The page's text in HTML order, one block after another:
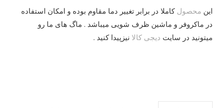
این محصول کاملا در برابر تغییر دما مقاوم بوده و امکان استفاده
در ماکروفر و ماشین ظرف شویی میباشد . ماگ های ما رو
میتونید در سایت دیجی کالا نیزپیدا کنید .